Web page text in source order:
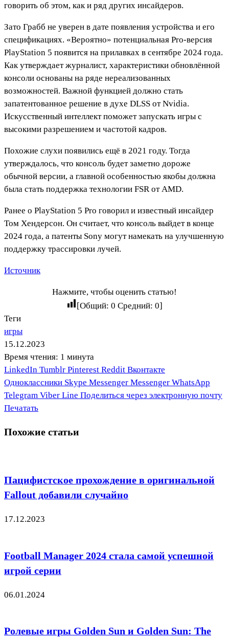
говорить об этом, как и ряд других инсайдеров.
Зато Грабб не уверен в дате появления устройства и его
спецификациях. «Вероятно» потенциальная Pro-версия
PlayStation 5 появится на прилавках в сентябре 2024 года.
Как утверждает журналист, характеристики обновлённой
консоли основаны на ряде нереализованных
возможностей. Важной функцией должно стать
запатентованное решение в духе DLSS от Nvidia.
Искусственный интеллект поможет запускать игры с
высокими разрешением и частотой кадров.
Похожие слухи появились ещё в 2021 году. Тогда
утверждалось, что консоль будет заметно дороже
обычной версии, а главной особенностью якобы должна
была стать поддержка технологии FSR от AMD.
Ранее о PlayStation 5 Pro говорил и известный инсайдер
Том Хендерсон. Он считает, что консоль выйдет в конце
2024 года, а патенты Sony могут намекать на улучшенную
поддержку трассировки лучей.
Источник
Нажмите, чтобы оценить статью!
[Общий: 0 Средний: 0]
Теги
игры
15.12.2023
Время чтения: 1 минута
LinkedIn Tumblr Pinterest Reddit Вконтакте
Одноклассники Skype Messenger Messenger WhatsApp
Telegram Viber Line Поделиться через электронную почту
Печатать
Похожие статьи
Пацифистское прохождение в оригинальной
Fallout добавили случайно
17.12.2023
Football Manager 2024 стала самой успешной
игрой серии
06.01.2024
Ролевые игры Golden Sun и Golden Sun: The